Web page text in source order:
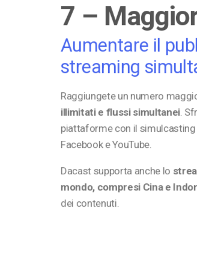
7 –
Aumentare il
streaming
Raggiungete un numero
illimitati e flussi simultanei.
piattaforme con il
Facebook e YouTube.
Dacast supporta anche lo
mondo, compresi Cina e
dei contenuti.